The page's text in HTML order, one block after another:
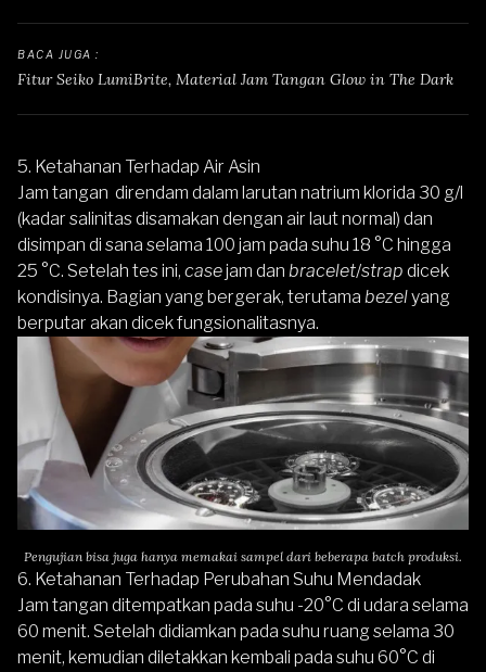
BACA JUGA :
Fitur Seiko LumiBrite, Material Jam Tangan Glow in The Dark
5. Ketahanan Terhadap Air Asin
Jam tangan direndam dalam larutan natrium klorida 30 g/l
(kadar salinitas disamakan dengan air laut normal) dan
disimpan di sana selama 100 jam pada suhu 18 °C hingga
25 °C. Setelah tes ini, casejam dan bracelet/strap dicek
kondisinya. Bagian yang bergerak, terutama bezelyang
berputar akan dicek fungsionalitasnya.
Pengujian bisa juga hanya memakai sampel dari beberapa batch produksi.
6. Ketahanan Terhadap Perubahan Suhu Mendadak
Jam tangan ditempatkan pada suhu -20°C di udara selama
60 menit. Setelah didiamkan pada suhu ruang selama 30
menit, kemudian diletakkan kembali pada suhu 60°C di